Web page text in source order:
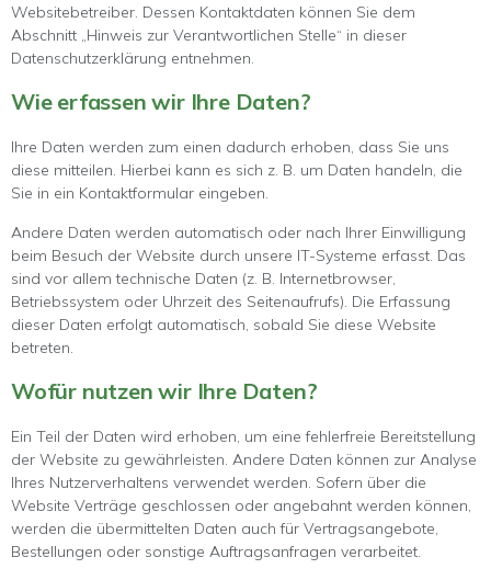
Websitebetreiber. Dessen Kontaktdaten können Sie dem
Abschnitt „Hinweis zur Verantwortlichen Stelle“ in dieser
Datenschutzerklärung entnehmen.
Wie erfassen wir Ihre Daten?
Ihre Daten werden zum einen dadurch erhoben, dass Sie uns
diese mitteilen. Hierbei kann es sich z. B. um Daten handeln, die
Sie in ein Kontaktformular eingeben.
Andere Daten werden automatisch oder nach Ihrer Einwilligung
beim Besuch der Website durch unsere IT-Systeme erfasst. Das
sind vor allem technische Daten (z. B. Internetbrowser,
Betriebssystem oder Uhrzeit des Seitenaufrufs). Die Erfassung
dieser Daten erfolgt automatisch, sobald Sie diese Website
betreten.
Wofür nutzen wir Ihre Daten?
Ein Teil der Daten wird erhoben, um eine fehlerfreie Bereitstellung
der Website zu gewährleisten. Andere Daten können zur Analyse
Ihres Nutzerverhaltens verwendet werden. Sofern über die
Website Verträge geschlossen oder angebahnt werden können,
werden die übermittelten Daten auch für Vertragsangebote,
Bestellungen oder sonstige Auftragsanfragen verarbeitet.